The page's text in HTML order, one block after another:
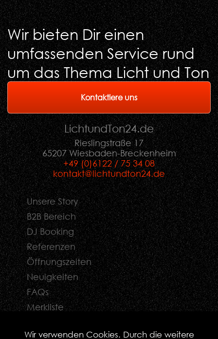
Wir bieten Dir einen
umfassenden Service rund
um das Thema Licht und Ton
Kontaktiere uns
LichtundTon24.de
Rieslingstraße 17
65207 Wiesbaden-Breckenheim
+49 (0)6122 / 75 34 08
kontakt@lichtundton24.de
Unsere Story
B2B Bereich
DJ Booking
Referenzen
Öffnungszeiten
Neuigkeiten
FAQs
Merkliste
Wir verwenden Cookies. Durch die weitere